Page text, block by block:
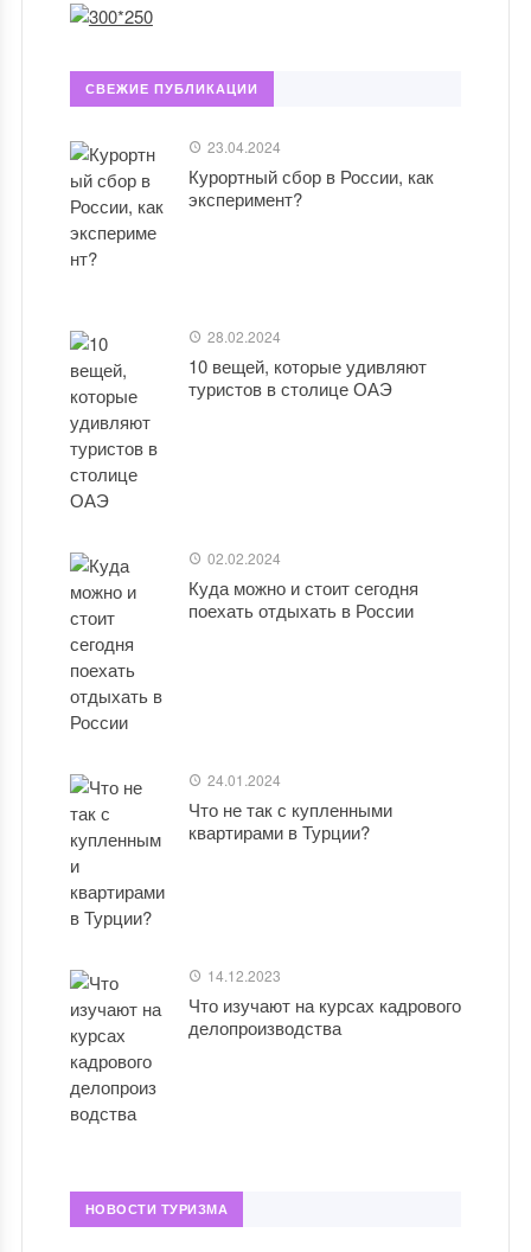
СВЕЖИЕ ПУБЛИКАЦИИ
23.04.2024
Курортный сбор в России, как
эксперимент?
28.02.2024
10 вещей, которые удивляют
туристов в столице ОАЭ
02.02.2024
Куда можно и стоит сегодня
поехать отдыхать в России
24.01.2024
Что не так с купленными
квартирами в Турции?
14.12.2023
Что изучают на курсах кадрового
делопроизводства
НОВОСТИ ТУРИЗМА